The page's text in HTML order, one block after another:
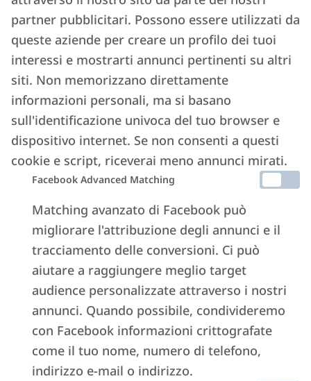
partner pubblicitari. Possono essere utilizzati da
queste aziende per creare un profilo dei tuoi
interessi e mostrarti annunci pertinenti su altri
siti. Non memorizzano direttamente
informazioni personali, ma si basano
sull'identificazione univoca del tuo browser e
dispositivo internet. Se non consenti a questi
cookie e script, riceverai meno annunci mirati.
Facebook Advanced Matching
Matching avanzato di Facebook può
migliorare l'attribuzione degli annunci e il
tracciamento delle conversioni. Ci può
aiutare a raggiungere meglio target
audience personalizzate attraverso i nostri
annunci. Quando possibile, condivideremo
con Facebook informazioni crittografate
come il tuo nome, numero di telefono,
indirizzo e-mail o indirizzo.